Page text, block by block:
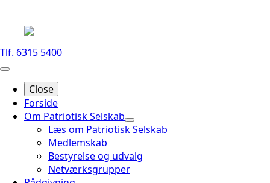
Tlf. 6315 5400
Close
Forside
Om Patriotisk Selskab
Læs om Patriotisk Selskab
Medlemskab
Bestyrelse og udvalg
Netværksgrupper